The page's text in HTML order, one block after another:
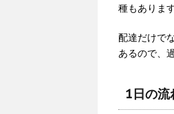
種もあります
配達だけで
あるので、
1日の流